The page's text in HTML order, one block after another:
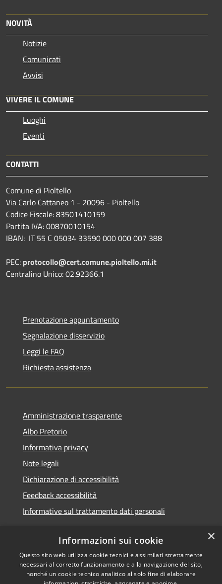
NOVITÀ
Notizie
Comunicati
Avvisi
VIVERE IL COMUNE
Luoghi
Eventi
CONTATTI
Comune di Pioltello
Via Carlo Cattaneo 1 - 20096 - Pioltello
Codice Fiscale: 83501410159
Partita IVA: 00870010154
IBAN: IT 55 C 05034 33590 000 000 007 388
PEC: protocollo@cert.comune.pioltello.mi.it
Centralino Unico: 02.92366.1
Prenotazione appuntamento
Segnalazione disservizio
Leggi le FAQ
Richiesta assistenza
Amministrazione trasparente
Albo Pretorio
Informativa privacy
Note legali
Dichiarazione di accessibilità
Feedback accessibilità
Informative sul trattamento dati personali
RSS
Accessibilità
Copyright © 2026 • Comune di
Pioltello • Powered by
×
Informazioni sui cookie
Questo sito web utilizza cookie tecnici e assimilati strettamente
necessari al corretto funzionamento e alla navigazione del sito,
nonché un cookie tecnico analitico al solo fine di elaborare